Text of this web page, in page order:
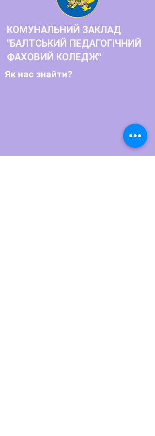
КОМУНАЛЬНИЙ ЗАКЛАД
"БАЛТСЬКИЙ ПЕДАГОГІЧНИЙ
ФАХОВИЙ КОЛЕДЖ"
Як нас знайти?